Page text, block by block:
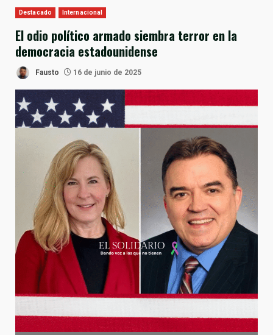
Destacado Internacional
El odio político armado siembra terror en la
democracia estadounidense
Fausto 16 de junio de 2025